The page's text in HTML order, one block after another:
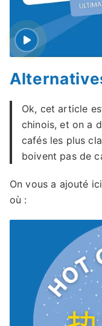
Ok, cet article
chinois, et on a
cafés les plus
boivent pas de
On vous a ajouté
où :